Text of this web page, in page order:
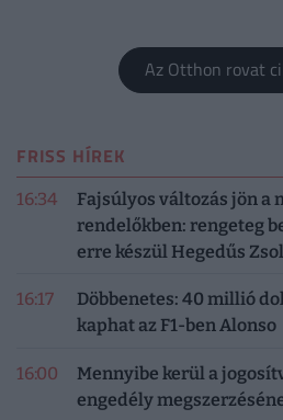
Az Otthon rovat
FRISS HÍREK
16:34
Fajsúlyos változás jön a
rendelőkben: rengeteg
erre készül Hegedűs
16:17
Döbbenetes: 40 millió
kaphat az F1-ben Alonso
16:00
Mennyibe kerül a
engedély